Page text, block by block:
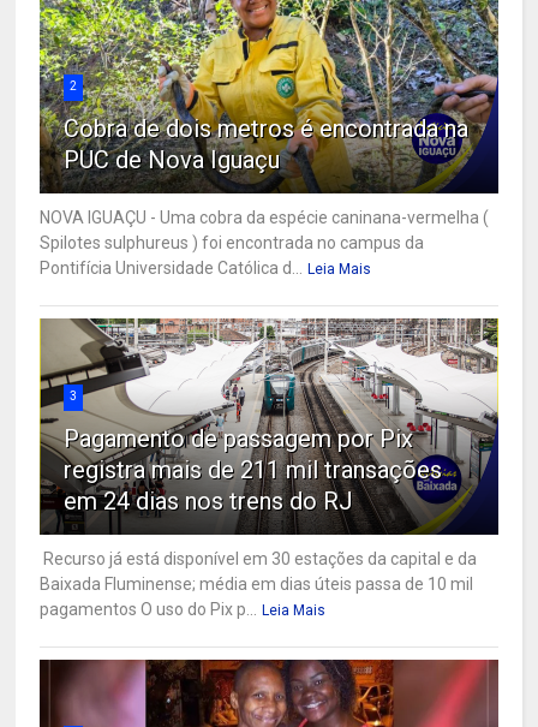
2
Cobra de dois metros é encontrada na
PUC de Nova Iguaçu
NOVA IGUAÇU - Uma cobra da espécie caninana-vermelha (
Spilotes sulphureus ) foi encontrada no campus da
Pontifícia Universidade Católica d...
Leia Mais
3
Pagamento de passagem por Pix
registra mais de 211 mil transações
em 24 dias nos trens do RJ
Recurso já está disponível em 30 estações da capital e da
Baixada Fluminense; média em dias úteis passa de 10 mil
pagamentos O uso do Pix p...
Leia Mais